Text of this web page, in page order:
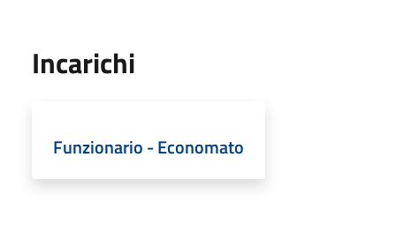
Incarichi
Funzionario - Economato